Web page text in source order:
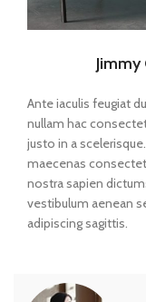
Ante iaculis feugiat
nullam hac
justo in a
maecenas
nostra sapien
vestibulum aenean
adipiscing sagittis.